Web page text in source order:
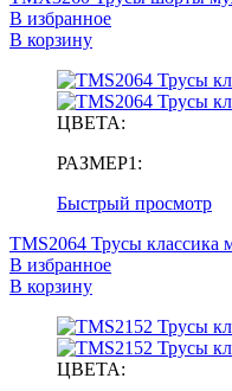
В избранное
В корзину
ЦВЕТА:
РАЗМЕР1:
Быстрый просмотр
TMS2064 Трусы классика
В избранное
В корзину
ЦВЕТА: